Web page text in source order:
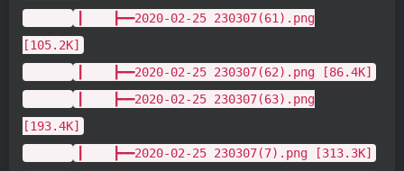
┃ ┣━━2020-02-25 230307(61).png
[105.2K]
┃ ┣━━2020-02-25 230307(62).png [86.4K]
┃ ┣━━2020-02-25 230307(63).png
[193.4K]
┃ ┣━━2020-02-25 230307(7).png [313.3K]